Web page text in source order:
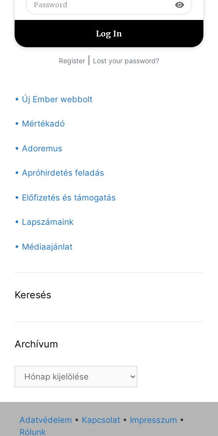
visibility
Register Lost your password?
• Új Ember webbolt
• Mértékadó
• Adoremus
• Apróhirdetés feladás
• Előfizetés és támogatás
• Lapszámaink
• Médiaajánlat
Keresés
Archívum
Archívum
Adatvédelem • Kapcsolat • Impresszum •
Rólunk